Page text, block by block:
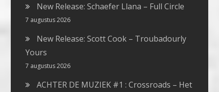
New Release: Schaefer Llana – Full Circle
7 augustus 2026
New Release: Scott Cook – Troubadourly
Yours
7 augustus 2026
ACHTER DE MUZIEK #1 : Crossroads – Het